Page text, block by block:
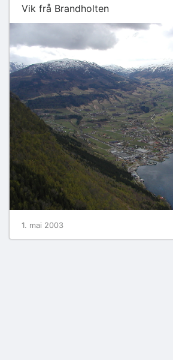
Vik frå Brandholten
1. mai 2003